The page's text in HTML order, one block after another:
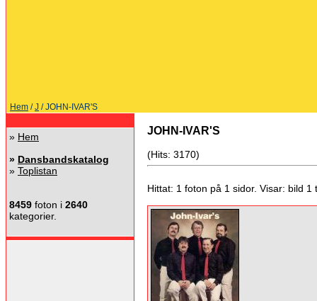
Hem /J / JOHN-IVAR'S
» Hem
» Dansbandskatalog
» Toplistan
8459 foton i 2640
kategorier.
JOHN-IVAR'S
(Hits: 3170)
Hittat: 1 foton på 1 sidor. Visar: bild 1